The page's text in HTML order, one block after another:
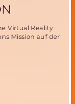
vergeben!
Virtual Reality
Mission auf der